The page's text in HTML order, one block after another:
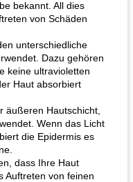
bekannt. All dies
von Schäden
unterschiedliche
Dazu gehören
keine ultravioletten
Haut absorbiert
äußeren Hautschicht,
Wenn das Licht
die Epidermis es
dass Ihre Haut
Auftreten von feinen